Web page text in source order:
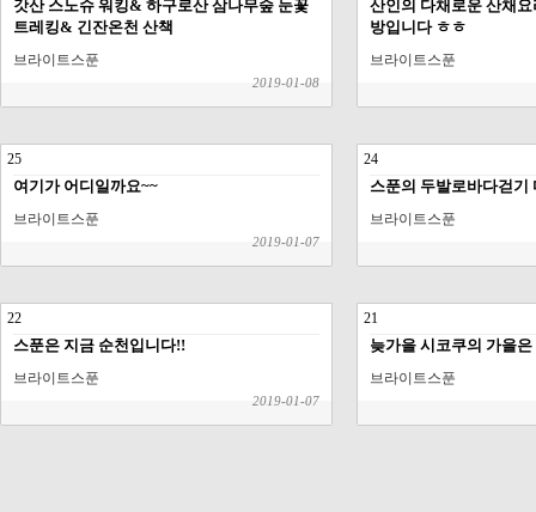
갓산 스노슈 워킹& 하구로산 삼나무숲 눈꽃
트레킹& 긴잔온천 산책
브라이트스푼
2019-01-08
산인의 다채로운 산채
방입니다 ㅎㅎ
브라이트스푼
25
여기가 어디일까요~~
브라이트스푼
2019-01-07
24
스푼의 두발로바다걷기
브라이트스푼
22
스푼은 지금 순천입니다!!
브라이트스푼
2019-01-07
21
늦가을 시코쿠의 가을
브라이트스푼